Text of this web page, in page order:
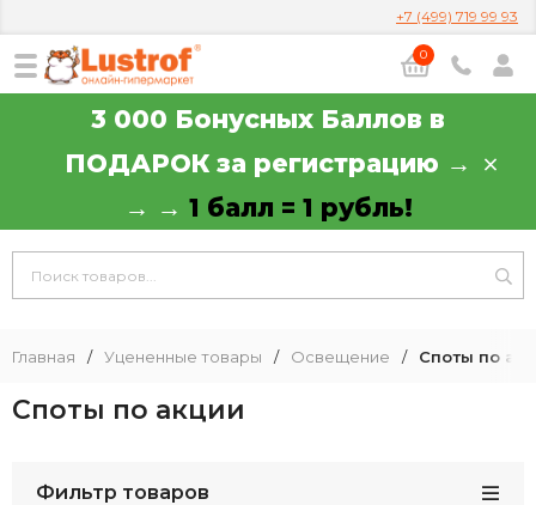
+7 (499) 719 99 93
0
3 000 Бонусных Баллов в
ПОДАРОК за регистрацию →
→ → 1 балл = 1 рубль!
Главная / Уцененные товары / Освещение / Споты по
Споты по акции
Фильтр товаров